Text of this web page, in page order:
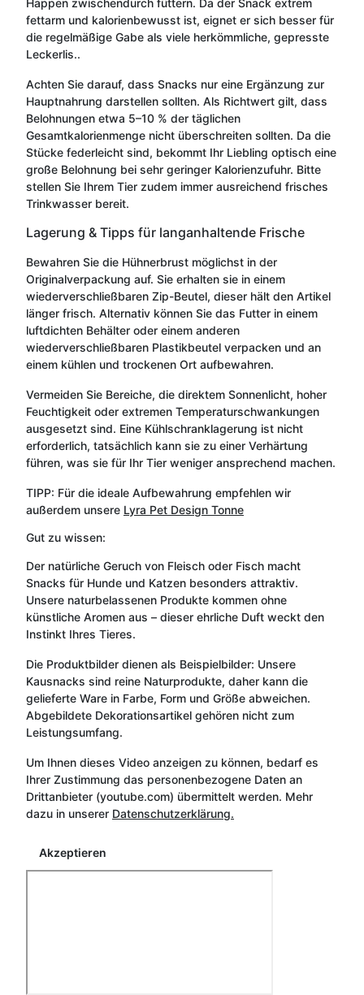
Happen zwischendurch füttern. Da der Snack extrem
fettarm und kalorienbewusst ist, eignet er sich besser für
die regelmäßige Gabe als viele herkömmliche, gepresste
Leckerlis..
Achten Sie darauf, dass Snacks nur eine Ergänzung zur
Hauptnahrung darstellen sollten. Als Richtwert gilt, dass
Belohnungen etwa 5–10 % der täglichen
Gesamtkalorienmenge nicht überschreiten sollten. Da die
Stücke federleicht sind, bekommt Ihr Liebling optisch eine
große Belohnung bei sehr geringer Kalorienzufuhr. Bitte
stellen Sie Ihrem Tier zudem immer ausreichend frisches
Trinkwasser bereit.
Lagerung & Tipps für langanhaltende Frische
Bewahren Sie die Hühnerbrust möglichst in der
Originalverpackung auf. Sie erhalten sie in einem
wiederverschließbaren Zip-Beutel, dieser hält den Artikel
länger frisch. Alternativ können Sie das Futter in einem
luftdichten Behälter oder einem anderen
wiederverschließbaren Plastikbeutel verpacken und an
einem kühlen und trockenen Ort aufbewahren.
Vermeiden Sie Bereiche, die direktem Sonnenlicht, hoher
Feuchtigkeit oder extremen Temperaturschwankungen
ausgesetzt sind. Eine Kühlschranklagerung ist nicht
erforderlich, tatsächlich kann sie zu einer Verhärtung
führen, was sie für Ihr Tier weniger ansprechend machen.
TIPP: Für die ideale Aufbewahrung empfehlen wir
außerdem unsere Lyra Pet Design Tonne
Gut zu wissen:
Der natürliche Geruch von Fleisch oder Fisch macht
Snacks für Hunde und Katzen besonders attraktiv.
Unsere naturbelassenen Produkte kommen ohne
künstliche Aromen aus – dieser ehrliche Duft weckt den
Instinkt Ihres Tieres.
Die Produktbilder dienen als Beispielbilder: Unsere
Kausnacks sind reine Naturprodukte, daher kann die
gelieferte Ware in Farbe, Form und Größe abweichen.
Abgebildete Dekorationsartikel gehören nicht zum
Leistungsumfang.
Um Ihnen dieses Video anzeigen zu können, bedarf es
Ihrer Zustimmung das personenbezogene Daten an
Drittanbieter (youtube.com) übermittelt werden. Mehr
dazu in unserer Datenschutzerklärung.
Akzeptieren